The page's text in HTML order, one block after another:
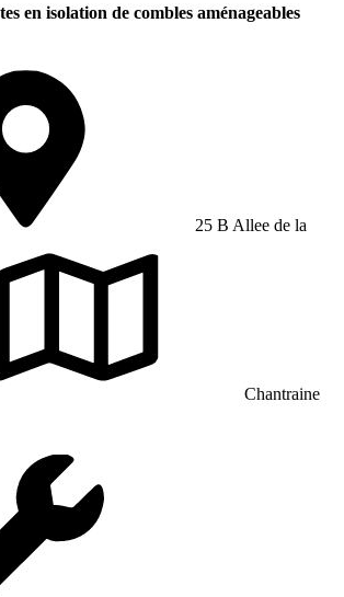
en isolation de combles aménageables
25 B Allee de la
Chantraine